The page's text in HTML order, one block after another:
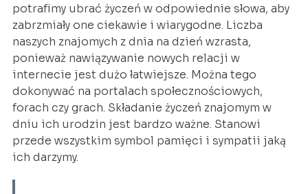
potrafimy ubrać życzeń w odpowiednie słowa, aby
zabrzmiały one ciekawie i wiarygodne. Liczba
naszych znajomych z dnia na dzień wzrasta,
ponieważ nawiązywanie nowych relacji w
internecie jest dużo łatwiejsze. Można tego
dokonywać na portalach społecznościowych,
forach czy grach. Składanie życzeń znajomym w
dniu ich urodzin jest bardzo ważne. Stanowi
przede wszystkim symbol pamięci i sympatii jaką
ich darzymy.